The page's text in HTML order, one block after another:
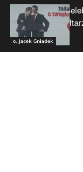
o. Jacek Gniadek